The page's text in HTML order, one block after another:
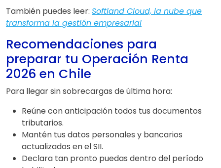
También puedes leer: Softland Cloud, la nube que
transforma la gestión empresarial
Recomendaciones para
preparar tu Operación Renta
2026 en Chile
Para llegar sin sobrecargas de última hora:
Reúne con anticipación todos tus documentos
tributarios.
Mantén tus datos personales y bancarios
actualizados en el SII.
Declara tan pronto puedas dentro del período